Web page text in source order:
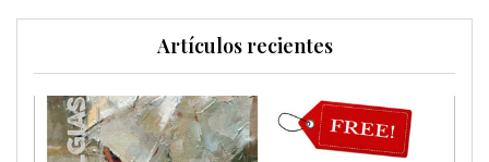
Artículos recientes